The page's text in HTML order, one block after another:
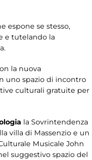
espone se stesso,
e tutelando la
la nuova
uno spazio di incontro
culturali gratuite per
la Sovrintendenza
villa di Massenzio e un
Musicale John
suggestivo spazio del